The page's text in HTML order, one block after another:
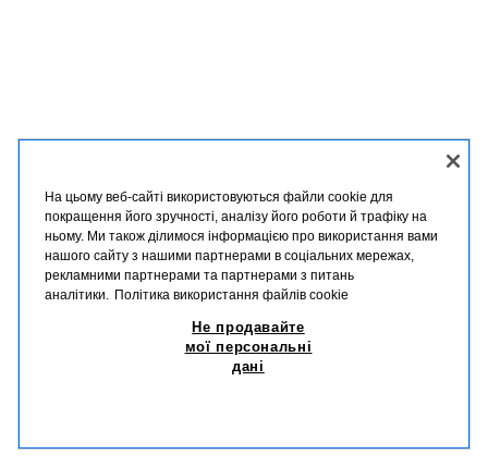
НЕ ПРОДАВАЙТЕ МОЇ ПЕРСОНАЛЬНІ ДАНІ
ЖІНКИ / + INFO / КОМПАНІЯ
УКРАЇНСЬКА ENGLISH
На цьому веб-сайті використовуються файли cookie для
покращення його зручності, аналізу його роботи й трафіку на
ньому. Ми також ділимося інформацією про використання вами
нашого сайту з нашими партнерами в соціальних мережах,
рекламними партнерами та партнерами з питань
аналітики. Політика використання файлів cookie
Не продавайте
мої персональні
дані